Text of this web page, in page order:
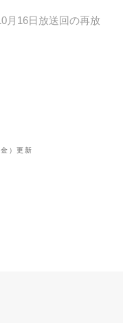
月16日放送回の再放
）更新